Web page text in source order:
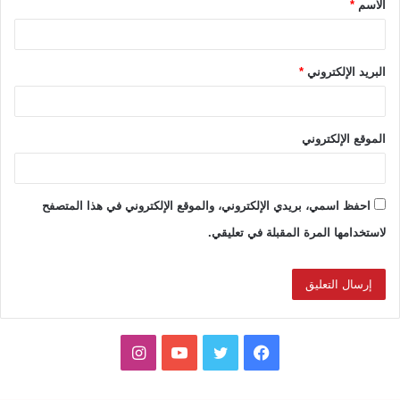
*الاسم *
البريد الإلكتروني *
الموقع الإلكتروني
احفظ اسمي، بريدي الإلكتروني، والموقع الإلكتروني في هذا المتصفح
لاستخدامها المرة المقبلة في تعليقي.